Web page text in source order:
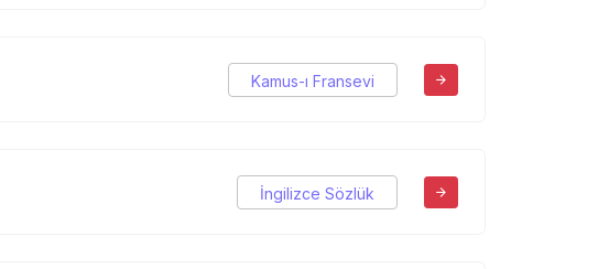
Kamus-ı Fransevi
İngilizce Sözlük